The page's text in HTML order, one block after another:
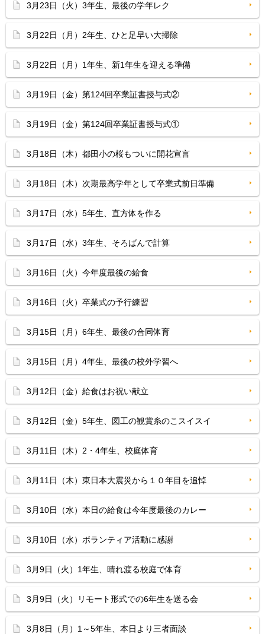
3月23日（火）3年生、最後の学年レク
3月22日（月）2年生、ひと足早い大掃除
3月22日（月）1年生、新1年生を迎える準備
3月19日（金）第124回卒業証書授与式②
3月19日（金）第124回卒業証書授与式①
3月18日（木）都田小の桜もついに開花宣言
3月18日（木）次期最高学年として卒業式前日準備
3月17日（水）5年生、直方体を作る
3月17日（水）3年生、そろばんで計算
3月16日（火）今年度最後の給食
3月16日（火）卒業式の予行練習
3月15日（月）6年生、最後の合同体育
3月15日（月）4年生、最後の校外学習へ
3月12日（金）給食はお祝い献立
3月12日（金）5年生、図工の観賞糸のこスイスイ
3月11日（木）2・4年生、校庭体育
3月11日（木）東日本大震災から１０年目を追悼
3月10日（水）本日の給食は今年度最後のカレー
3月10日（水）ボランティア活動に感謝
3月9日（火）1年生、晴れ渡る校庭で体育
3月9日（火）リモート形式での6年生を送る会
3月8日（月）1～5年生、本日より三者面談